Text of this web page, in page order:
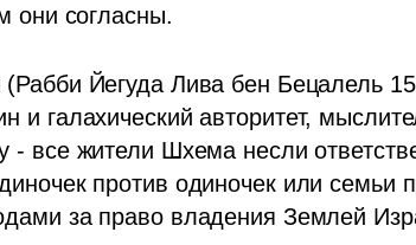
они согласны.
Йегуда Лива бен Бецалель
и галахический авторитет,
- все жители Шхема несли
против одиночек или семьи
за право владения Землей